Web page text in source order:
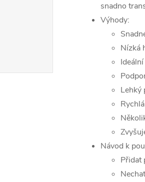
snadno
Výhody:
Nízká
Lehký
Návod k
Přidat